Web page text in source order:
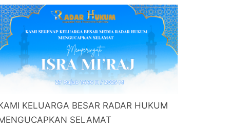
KELUARGA BESAR RADAR HUKUM
SELAMAT